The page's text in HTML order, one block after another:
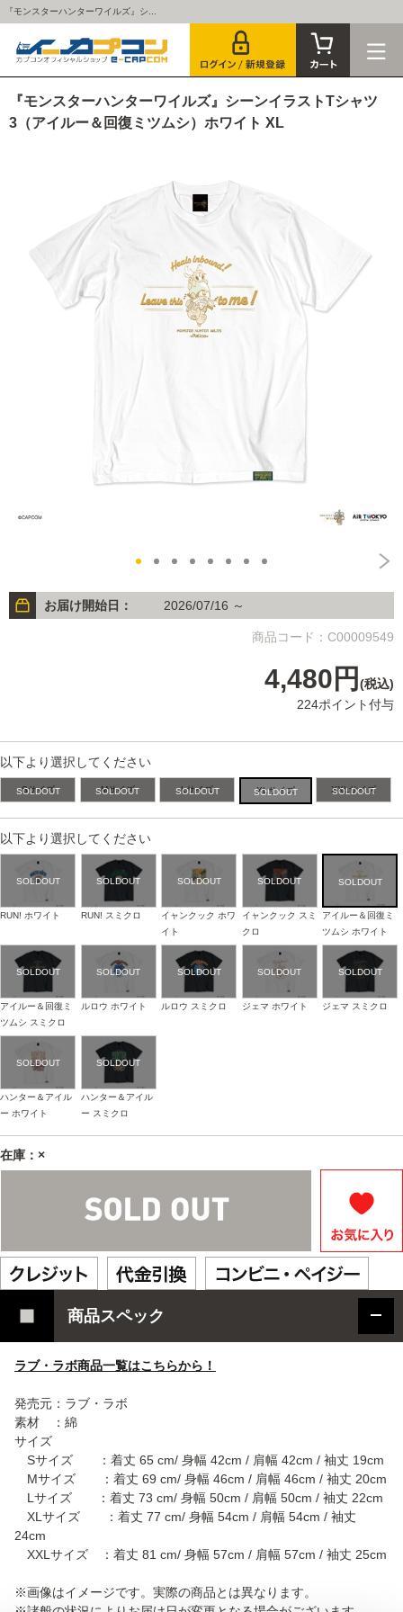
『モンスターハンターワイルズ』シ...
『モンスターハンターワイルズ』シーンイラストTシャツ
3（アイルー＆回復ミツムシ）ホワイト XL
お届け開始日： 2026/07/16 ～
商品コード：C00009549
4,480円 (税込)
224ポイント付与
以下より選択してください
Sサイズ Mサイズ Lサイズ XLサイズ XXLサイズ
以下より選択してください
RUN! ホワイト RUN! スミクロ
イャンクック ホワ
イト
イャンクック スミ
クロ
アイルー＆回復ミ
ツムシ ホワイト
アイルー＆回復ミ
ツムシ スミクロ
ルロウ ホワイト ルロウ スミクロ ジェマ ホワイト ジェマ スミクロ
ハンター＆アイル
ー ホワイト
ハンター＆アイル
ー スミクロ
在庫：×
商品スペック
ラブ・ラボ商品一覧はこちらから！
発売元：ラブ・ラボ
素材 ：綿
サイズ
Sサイズ ：着丈 65 cm/ 身幅 42cm / 肩幅 42cm / 袖丈 19cm
Mサイズ ：着丈 69 cm/ 身幅 46cm / 肩幅 46cm / 袖丈 20cm
Lサイズ ：着丈 73 cm/ 身幅 50cm / 肩幅 50cm / 袖丈 22cm
XLサイズ ：着丈 77 cm/ 身幅 54cm / 肩幅 54cm / 袖丈
24cm
XXLサイズ ：着丈 81 cm/ 身幅 57cm / 肩幅 57cm / 袖丈 25cm
※画像はイメージです。実際の商品とは異なります。